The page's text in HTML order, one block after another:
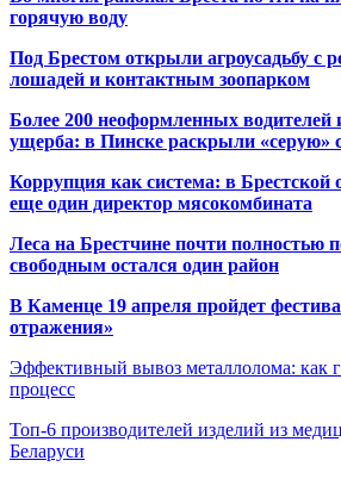
горячую воду
Под Брестом открыли агроусадьбу с
лошадей и контактным зоопарком
Более 200 неоформленных водителей
ущерба: в Пинске раскрыли «серую»
Коррупция как система: в Брестской
еще один директор мясокомбината
Леса на Брестчине почти полностью
свободным остался один район
В Каменце 19 апреля пройдет
отражения»
Эффективный вывоз металлолома: как
процесс
Топ-6 производителей изделий из
Беларуси